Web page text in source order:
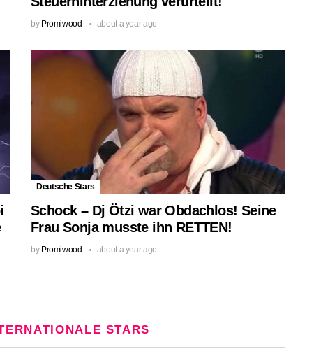
by Promiwood about a year ago
Deutsche Stars
Schock – Dj Ötzi war Obdachlos! Seine
Frau Sonja musste ihn RETTEN!
by Promiwood about a year ago
STARS